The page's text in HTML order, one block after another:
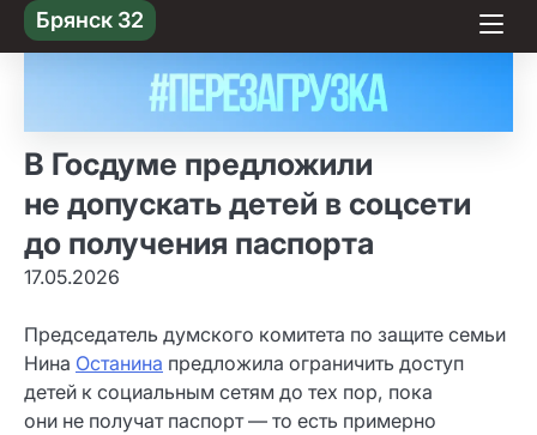
Skip
to content
Брянск 32
В Госдуме предложили
не допускать детей в соцсети
до получения паспорта
17.05.2026
Председатель думского комитета по защите семьи
Нина Останина предложила ограничить доступ
детей к социальным сетям до тех пор, пока
они не получат паспорт — то есть примерно